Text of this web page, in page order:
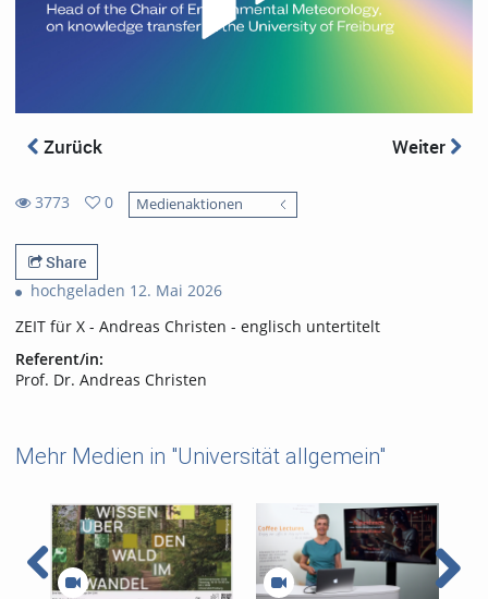
Zurück Weiter
3773
views
0
favorites
Medienaktionen
Share
hochgeladen 12. Mai 2026
ZEIT für X - Andreas Christen - englisch untertitelt
Referent/in:
Prof. Dr. Andreas Christen
Mehr Medien in "Universität allgemein"